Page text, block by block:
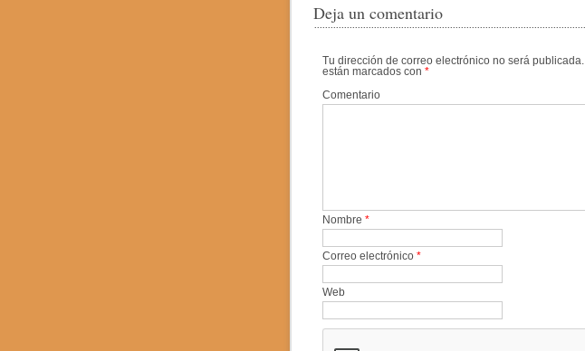
Deja un comentario
Tu dirección de correo electrónico no será publicada.
están marcados con *
Comentario
Nombre *
Correo electrónico *
Web